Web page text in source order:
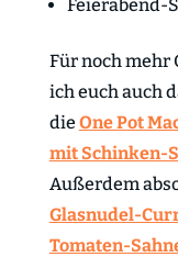
Feierabend-
Für noch mehr
ich euch auch
die One Pot
mit Schinken-
Außerdem
Glasnudel-
Tomaten-